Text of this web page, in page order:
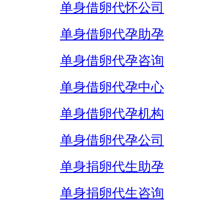
单身借卵代怀公司
单身借卵代孕助孕
单身借卵代孕咨询
单身借卵代孕中心
单身借卵代孕机构
单身借卵代孕公司
单身捐卵代生助孕
单身捐卵代生咨询